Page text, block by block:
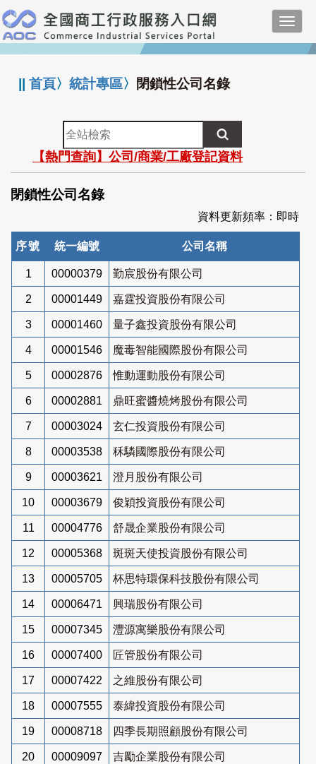
跳
到
主
要
:::
||首頁〉統計專區〉 閉鎖性公司名錄
全
站
檢
索
【熱門查詢】公司/商業/工廠登記資料
閉鎖性公司名錄
資料更新頻率：即時
序號 統一編號 公司名稱
1 00000379 勤宸股份有限公司
2 00001449 嘉霆投資股份有限公司
3 00001460 量子鑫投資股份有限公司
4 00001546 魔毒智能國際股份有限公司
5 00002876 惟動運動股份有限公司
6 00002881 鼎旺蜜醬燒烤股份有限公司
7 00003024 玄仁投資股份有限公司
8 00003538 秝驎國際股份有限公司
9 00003621 澄月股份有限公司
10 00003679 俊穎投資股份有限公司
11 00004776 舒晟企業股份有限公司
12 00005368 斑斑天使投資股份有限公司
13 00005705 杯思特環保科技股份有限公司
14 00006471 興瑞股份有限公司
15 00007345 灃源寓樂股份有限公司
16 00007400 匠管股份有限公司
17 00007422 之維股份有限公司
18 00007555 泰緯投資股份有限公司
19 00008718 四季長期照顧股份有限公司
20 00009097 吉勵企業股份有限公司